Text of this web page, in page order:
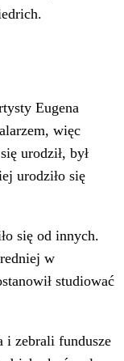
Eugena
więc
urodził, był
urodziło się
się od innych.
w
studiować
i zebrali fundusze